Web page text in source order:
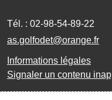
Tél. : 02-98-54-89-22
as.golfodet@orange.fr
Informations légales
Signaler un contenu